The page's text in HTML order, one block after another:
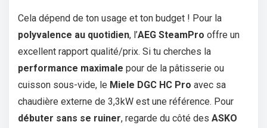
Cela dépend de ton usage et ton budget ! Pour la
polyvalence au quotidien, l’AEG SteamPro offre un
excellent rapport qualité/prix. Si tu cherches la
performance maximale pour de la pâtisserie ou
cuisson sous-vide, le Miele DGC HC Pro avec sa
chaudière externe de 3,3kW est une référence. Pour
débuter sans se ruiner, regarde du côté des ASKO